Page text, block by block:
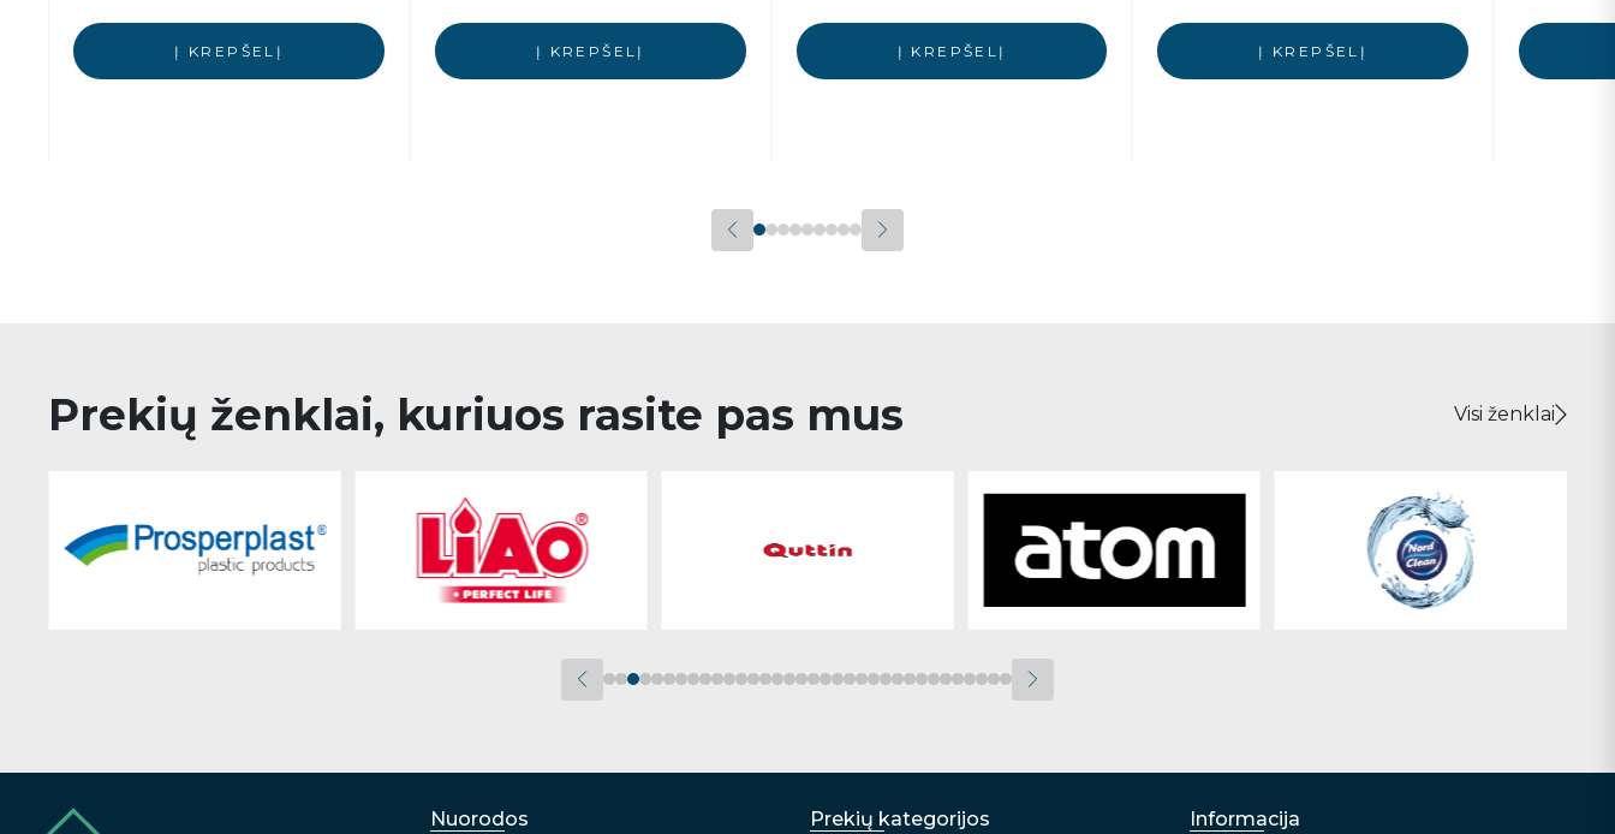
Į KREPŠELĮ Į KREPŠELĮ Į KREPŠELĮ Į KREPŠELĮ
Prekių ženklai, kuriuos rasite pas mus Visi ženklai
Nuorodos
Prekių kategorijos
Informacija